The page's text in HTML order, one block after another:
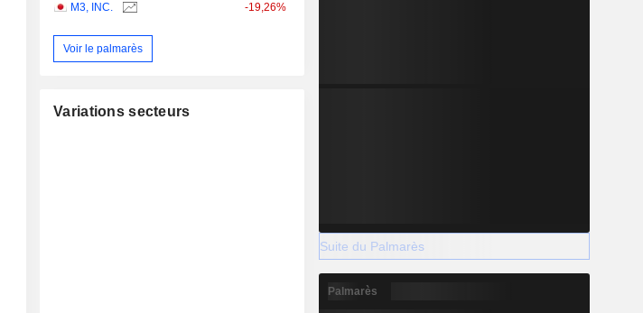
M3, INC. -19,26%
Voir le palmarès
Variations secteurs
Suite du Palmarès
Palmarès